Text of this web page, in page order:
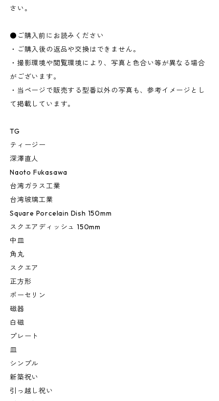
さい。
●ご購入前にお読みください
・ご購入後の返品や交換はできません。
・撮影環境や閲覧環境により、写真と色合い等が異なる場合
がございます。
・当ページで販売する型番以外の写真も、参考イメージとし
て掲載しています。
TG
ティージー
深澤直人
Naoto Fukasawa
台湾ガラス工業
台湾玻璃工業
Square Porcelain Dish 150mm
スクエアディッシュ 150mm
中皿
角丸
スクエア
正方形
ポーセリン
磁器
白磁
プレート
皿
シンプル
新築祝い
引っ越し祝い